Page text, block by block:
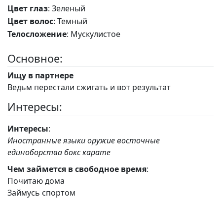
Цвет глаз: Зеленый
Цвет волос: Темный
Телосложение: Мускулистое
Основное:
Ищу в партнере
Ведьм перестали сжигать и вот результат
Интересы:
Интересы:
Иностранные языки оружие восточные
единоборства бокс карате
Чем займется в свободное время:
Почитаю дома
Займусь спортом